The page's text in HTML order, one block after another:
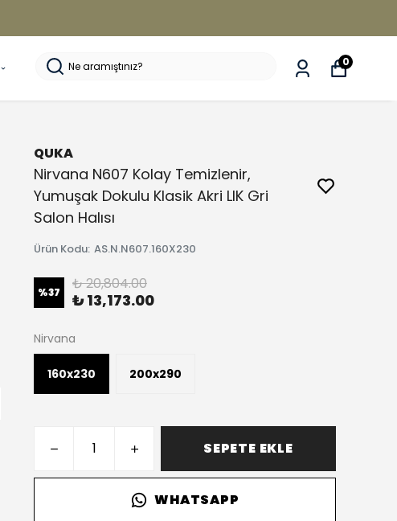
0
QUKA
Nirvana N607 Kolay Temizlenir,
Yumuşak Dokulu Klasik Akri LIK Gri
Salon Halısı
Ürün Kodu: AS.N.N607.160X230
%37 ₺ 20,804.00
₺ 13,173.00
Nirvana
160x230 200x290
SEPETE EKLE
WHATSAPP